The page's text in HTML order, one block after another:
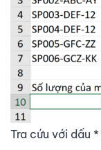
Tra cứu với dấu